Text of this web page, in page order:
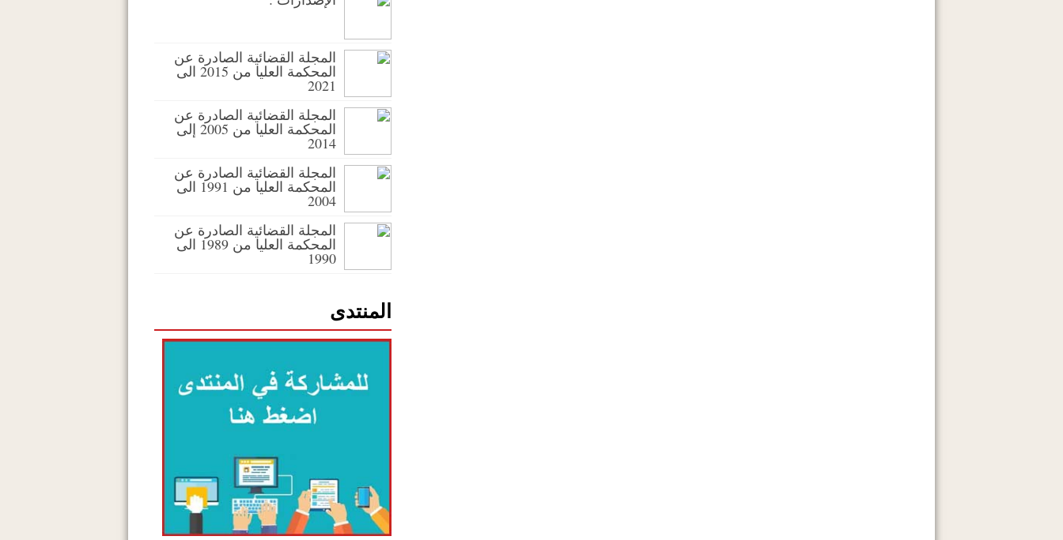
المجلة القضائية الصادرة عن
المحكمة العليا من 2015 الى
2021
المجلة القضائية الصادرة عن
المحكمة العليا من 2005 إلى
2014
المجلة القضائية الصادرة عن
المحكمة العليا من 1991 الى
2004
المجلة القضائية الصادرة عن
المحكمة العليا من 1989 الى
1990
المنتدى